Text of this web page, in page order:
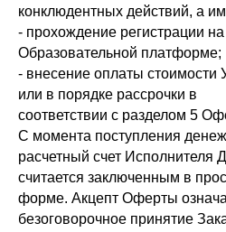
конклюдентных действий, а
- прохождение регистрации
Образовательной платформе;
- внесение оплаты стоимости
или в порядке рассрочки в
соответствии с разделом 5
С момента поступления
расчетный счет Исполнителя
считается заключенным в
форме. Акцепт Оферты
безоговорочное принятие